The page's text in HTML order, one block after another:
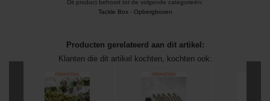
Dit product behoort tot de volgende categorieën:
Tackle Box- Opbergboxen
Producten gerelateerd aan dit artikel:
Klanten die dit artikel kochten, kochten ook: